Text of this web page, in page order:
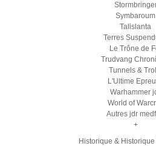
Symbaroum
Talislanta
Terres
Le Trône de
Trudvang
Tunnels &
L'Ultime
Warhammer
World of
Autres jdr
+
Historique &